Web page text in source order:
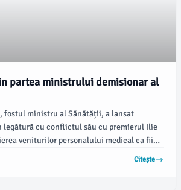
partea ministrului demisionar al
fostul ministru al Sănătății, a lansat
legătură cu conflictul său cu premierul Ilie
veniturilor personalului medical ca fiind
pentru ruptura dintre ei. Potrivit
a generat tensiuni considerabile în
Citește